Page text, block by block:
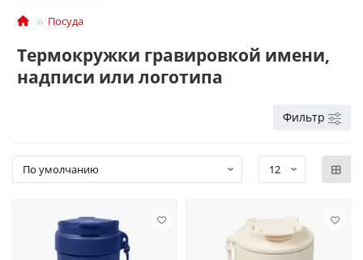
Посуда
Термокружки гравировкой имени,
надписи или логотипа
Фильтр